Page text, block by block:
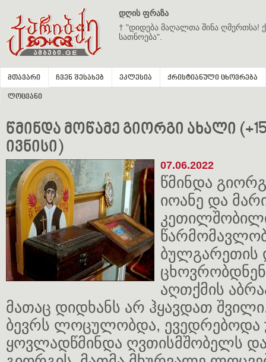
დღის ფრაზა
† "დიდება მაღალთა შინა ღმერთსა!
სათნოება".
მთავარი ჩვენ შესახებ ეკლესია ქრისტიანული ცხოვრება
ლოცვანი
წმინდა მოწამე გიორგი ახალი
ივნისი)
07.06.2022
წმინდა
იოანე და
ბულგარეთის
აღთქმის
მათაც დიდხანს არ ჰყავდათ
ბევრს ლოცულობდა,
ყოვლადწმინდა ღვთისმშობელს